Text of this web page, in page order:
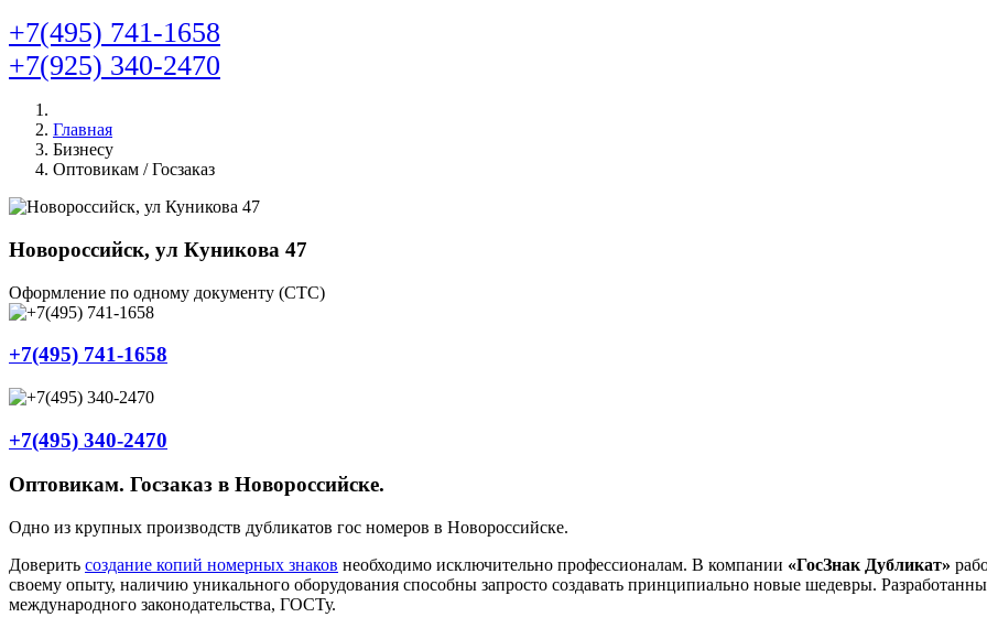
+7(495) 741-1658
+7(925) 340-2470
Главная
Бизнесу
Оптовикам / Госзаказ
Новороссийск, ул Куникова 47
Оформление по одному документу (СТС)
+7(495) 741-1658
+7(495) 340-2470
Оптовикам. Госзаказ в Новороссийске.
Одно из крупных производств дубликатов гос номеров в Новороссийске.
Доверить создание копий номерных знаков необходимо исключительно профессионалам. В компании «ГосЗнак Дубликат»
своему опыту, наличию уникального оборудования способны запросто создавать принципиально новые шедевры.
международного законодательства, ГОСТу.